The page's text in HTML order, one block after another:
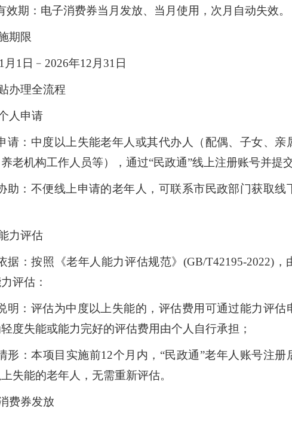
效期：电子消费券当月发放、当月使用，次月自动失效。
期限
月1日﹣2026年12月31日
办理全流程
人申请
请：中度以上失能老年人或其代办人（配偶、子女、亲
老机构工作人员等），通过“民政通”线上注册账号并提
助：不便线上申请的老年人，可联系市民政部门获取线
力评估
据：按照《老年人能力评估规范》 (GB/T42195-2022)，
评估：
明：评估为中度以上失能的，评估费用可通过能力评估
度失能或能力完好的评估费用由个人自行承担；
形：本项目实施前12个月内， “民政通”老年人账号注册
失能的老年人，无需重新评估。
费券发放